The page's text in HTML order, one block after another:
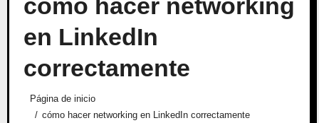
cómo hacer networking
en LinkedIn
correctamente
Página de inicio
cómo hacer networking en LinkedIn correctamente